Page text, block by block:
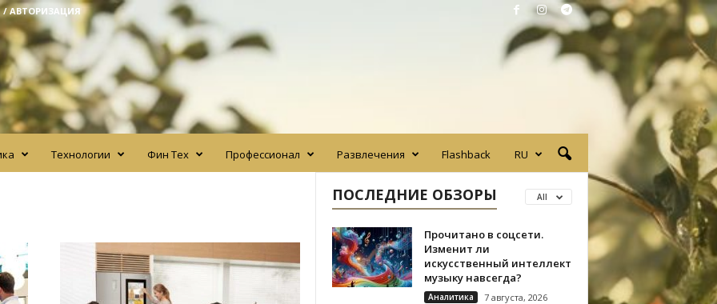
/ АВТОРИЗАЦИЯ
Технологии Фин Тех Профессионал Развлечения Flashback RU
ПОСЛЕДНИЕ ОБЗОРЫ All
Прочитано в соцсети.
Изменит ли
искусственный интеллект
музыку навсегда?
Аналитика 7 августа, 2026